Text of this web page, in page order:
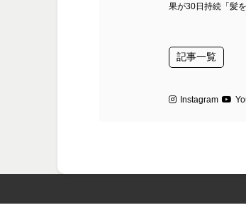
果が30日持続「髪
記事一覧
Instagram